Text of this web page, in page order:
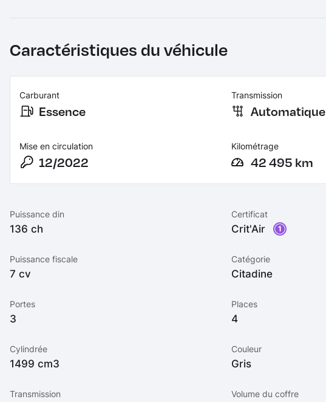
Caractéristiques du véhicule
Carburant
Essence
Transmission
Automatique
Mise en circulation
12/2022
Kilométrage
42 495 km
Puissance din
136 ch
Certificat
Crit'Air 1
Puissance fiscale
7 cv
Catégorie
Citadine
Portes
3
Places
4
Cylindrée
1499 cm3
Couleur
Gris
Transmission Volume du coffre